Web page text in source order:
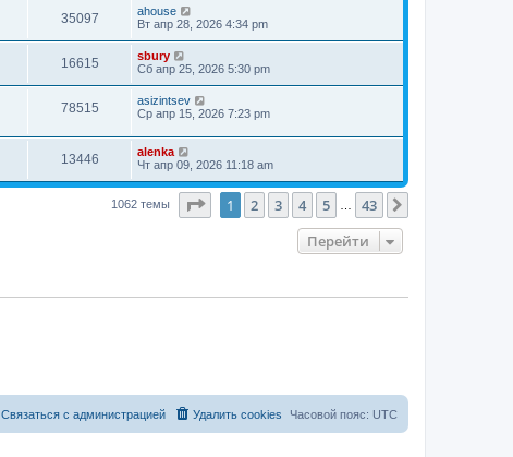
35097
ahouse
Вт апр 28, 2026 4:34 pm
16615
sbury
Сб апр 25, 2026 5:30 pm
78515
asizintsev
Ср апр 15, 2026 7:23 pm
13446
alenka
Чт апр 09, 2026 11:18 am
1062 темы Страница1 из 43
1 2 3 4 5 43
Перейти
Часовой пояс: UTC
Удалить cookies
Связаться с администрацией